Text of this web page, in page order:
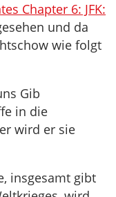
Chapter 6: JFK:
und da
wie folgt
Gib
in die
wird er sie
insgesamt gibt